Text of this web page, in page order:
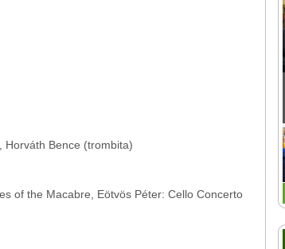
Horváth Bence (trombita)
of the Macabre, Eötvös Péter: Cello Concerto